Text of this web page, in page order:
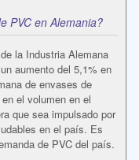
PVC en Alemania?
la Industria Alemana
aumento del 5,1% en
de envases de
el volumen en el
que sea impulsado por
en el país. Es
de PVC del país.